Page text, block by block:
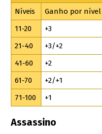
Níveis
Ganho por nível
11-20
+3
21-40
+3/+2
41-60
+2
61-70
+2/+1
71-100
+1
Assassino